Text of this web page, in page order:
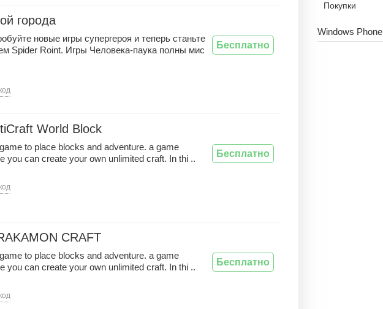
города
новые игры супергероя и теперь станьте
Spider Roint. Игры Человека-паука полны мис
Бесплатно
World Block
to place blocks and adventure. a game
you can create your own unlimited craft. In thi ..
Бесплатно
CRAFT
to place blocks and adventure. a game
you can create your own unlimited craft. In thi ..
Бесплатно
Покупки
Windows Phone